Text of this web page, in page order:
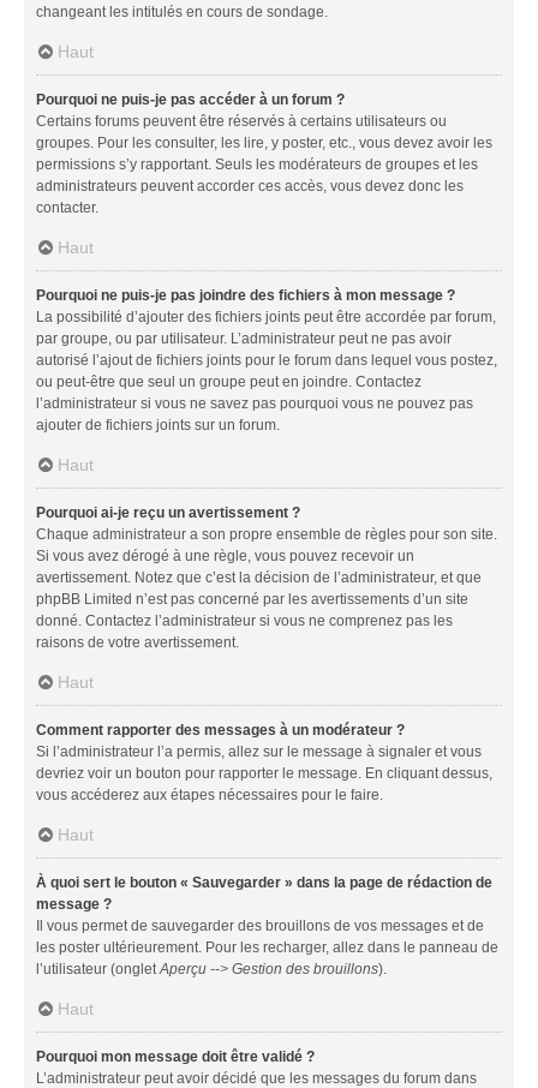
changeant les intitulés en cours de sondage.
Haut
Pourquoi ne puis-je pas accéder à un forum ?
Certains forums peuvent être réservés à certains utilisateurs ou
groupes. Pour les consulter, les lire, y poster, etc., vous devez avoir les
permissions s’y rapportant. Seuls les modérateurs de groupes et les
administrateurs peuvent accorder ces accès, vous devez donc les
contacter.
Haut
Pourquoi ne puis-je pas joindre des fichiers à mon message ?
La possibilité d’ajouter des fichiers joints peut être accordée par forum,
par groupe, ou par utilisateur. L’administrateur peut ne pas avoir
autorisé l’ajout de fichiers joints pour le forum dans lequel vous postez,
ou peut-être que seul un groupe peut en joindre. Contactez
l’administrateur si vous ne savez pas pourquoi vous ne pouvez pas
ajouter de fichiers joints sur un forum.
Haut
Pourquoi ai-je reçu un avertissement ?
Chaque administrateur a son propre ensemble de règles pour son site.
Si vous avez dérogé à une règle, vous pouvez recevoir un
avertissement. Notez que c’est la décision de l’administrateur, et que
phpBB Limited n’est pas concerné par les avertissements d’un site
donné. Contactez l’administrateur si vous ne comprenez pas les
raisons de votre avertissement.
Haut
Comment rapporter des messages à un modérateur ?
Si l’administrateur l’a permis, allez sur le message à signaler et vous
devriez voir un bouton pour rapporter le message. En cliquant dessus,
vous accéderez aux étapes nécessaires pour le faire.
Haut
À quoi sert le bouton « Sauvegarder » dans la page de rédaction de
message ?
Il vous permet de sauvegarder des brouillons de vos messages et de
les poster ultérieurement. Pour les recharger, allez dans le panneau de
l’utilisateur (onglet Aperçu --> Gestion des brouillons).
Haut
Pourquoi mon message doit être validé ?
L’administrateur peut avoir décidé que les messages du forum dans